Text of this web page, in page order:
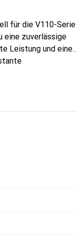
für die V110-Serie
eine zuverlässige
Leistung und eine
G4, G5, G6 und